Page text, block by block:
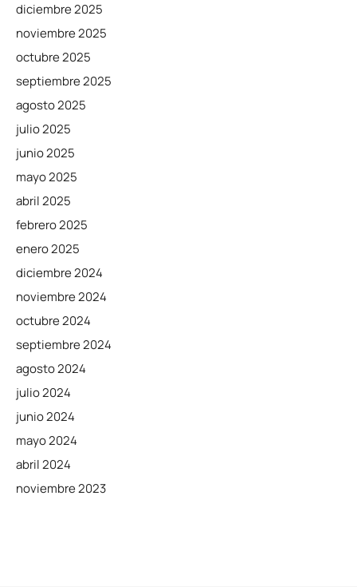
diciembre 2025
noviembre 2025
octubre 2025
septiembre 2025
agosto 2025
julio 2025
junio 2025
mayo 2025
abril 2025
febrero 2025
enero 2025
diciembre 2024
noviembre 2024
octubre 2024
septiembre 2024
agosto 2024
julio 2024
junio 2024
mayo 2024
abril 2024
noviembre 2023